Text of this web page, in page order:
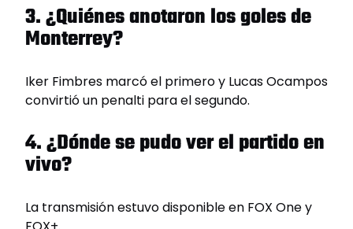
3. ¿Quiénes anotaron los goles de
Monterrey?
Iker Fimbres marcó el primero y Lucas Ocampos
convirtió un penalti para el segundo.
4. ¿Dónde se pudo ver el partido en
vivo?
La transmisión estuvo disponible en FOX One y